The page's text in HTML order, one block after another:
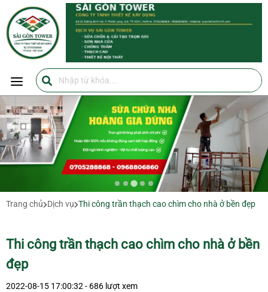
SÀI GÒN TOWER
SÀI GÒN TOWER
0705288868
https://suanhahochiminh.com/
Trang chủ Dịch vụ Thi công trần thạch cao chìm cho nhà ở bền đẹp
Thi công trần thạch cao chìm cho nhà ở bền
đẹp
2022-08-15 17:00:32 - 686 lượt xem